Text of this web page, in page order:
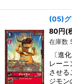
(05)グ
80 円(
在庫数
〔進
レー
させる
ジモン